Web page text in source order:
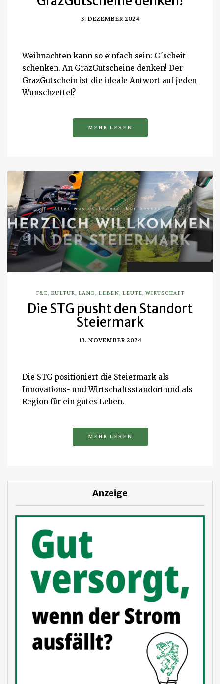
3. DEZEMBER 2024
Weihnachten kann so einfach sein: G´scheit
schenken. An GrazGutscheine denken! Der
GrazGutschein ist die ideale Antwort auf jeden
Wunschzettel?
MEHR LESEN
F&E, KULTUR, LAND, LEBEN, LEUTE, WIRTSCHAFT
Die STG pusht den Standort
Steiermark
13. NOVEMBER 2024
Die STG positioniert die Steiermark als
Innovations- und Wirtschaftsstandort und als
Region für ein gutes Leben.
MEHR LESEN
Anzeige